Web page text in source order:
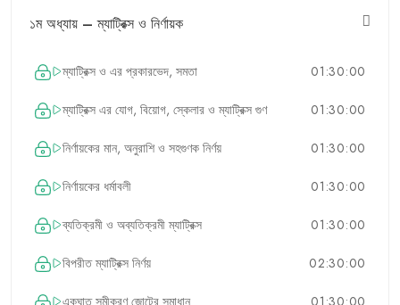
১ম অধ্যায় – ম্যাট্রিক্স ও নির্ণায়ক
ম্যাট্রিক্স ও এর প্রকারভেদ, সমতা 01:30:00
ম্যাট্রিক্স এর যোগ, বিয়োগ, স্কেলার ও ম্যাট্রিক্স গুণ 01:30:00
নির্ণায়কের মান, অনুরাশি ও সহগুণক নির্ণয় 01:30:00
নির্ণায়কের ধর্মাবলী 01:30:00
ব্যতিক্রমী ও অব্যতিক্রমী ম্যাট্রিক্স 01:30:00
বিপরীত ম্যাট্রিক্স নির্ণয় 02:30:00
একঘাত সমীকরণ জোটের সমাধান 01:30:00